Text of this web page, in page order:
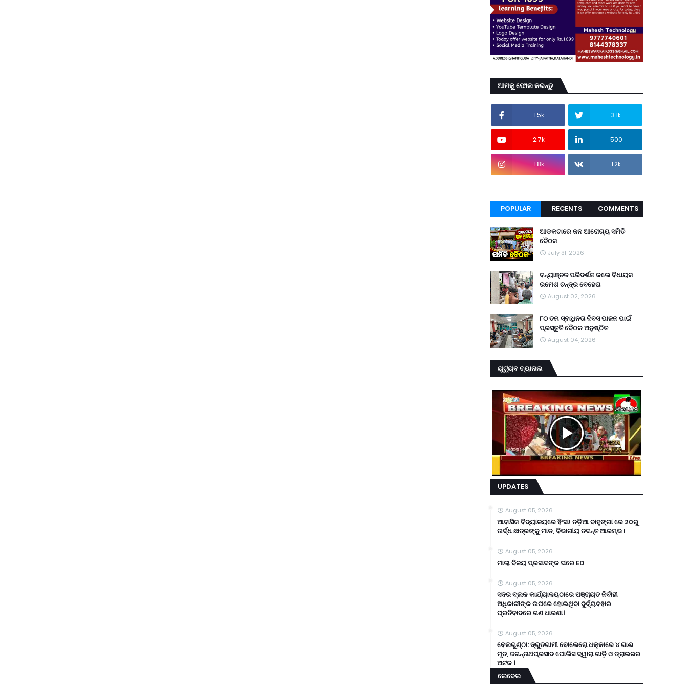
ଆମକୁ ଫୋଲ କରନ୍ତୁ
1.5k 3.1k
2.7k 500
1.8k 1.2k
POPULAR RECENTS COMMENTS
ଆଡକଟାରେ ଜନ ଆରୋଗ୍ୟ ସମିତି
ବୈଠକ
July 31, 2026
ବନ୍ୟାଞ୍ଚଳ ପରିଦର୍ଶନ କଲେ ବିଧାୟକ
ରମେଶ ଚନ୍ଦ୍ର ବେହେରା
August 02, 2026
୮୦ ତମ ସ୍ବାଧିନତା ଦିବସ ପାଳନ ପାଇଁ
ପ୍ରସ୍ତୁତି ବୈଠକ ଅନୁଷ୍ଠିତ
August 04, 2026
ୟୁଟ୍ୟୁବ ଚ୍ୟାନାଲ
UPDATES
August 05, 2026
ଆବାସିକ ବିଦ୍ୟାଳୟରେ ହିଂସା! ନଡ଼ିଆ ବାହୁଙ୍ଗା ରେ 20ରୁ
ଉର୍ଦ୍ଧ ଛାତ୍ରଙ୍କୁ ମାଡ, ବିଭାଗୀୟ ତଦନ୍ତ ଆରମ୍ଭ l
August 05, 2026
ମାଲା ବିଜୟ ପ୍ରସାଦଙ୍କ ଘରେ ED
August 05, 2026
ସଦର ବ୍ଲକ କାର୍ଯ୍ୟାଳୟଠାରେ ପଞ୍ଚାୟତ ନିର୍ବାହୀ
ଅଧିକାରୀଙ୍କ ଉପରେ ହୋଇଥିବା ଦୁର୍ବ୍ୟବହାର
ପ୍ରତିବାଦରେ ଗଣ ଧାରଣା।
August 05, 2026
ବେଲଗୁଣ୍ଠା: ଦ୍ରୁତଗାମୀ ବୋଲେରୋ ଧକ୍କାରେ ୪ ଗାଈ
ମୃତ, ଜଗନ୍ନାଥପ୍ରସାଦ ପୋଲିସ ଦ୍ୱାରା ଗାଡ଼ି ଓ ଡ୍ରାଇଭର
ଅଟକ ।
ଲେବେଲ